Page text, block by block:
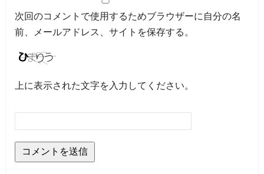
次回のコメントで使用するためブラウザーに自分の名
前、メールアドレス、サイトを保存する。
上に表示された文字を入力してください。